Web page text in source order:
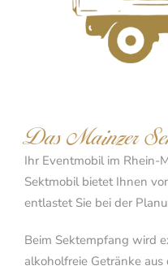
Das Mainzer
Ihr Eventmobil im Rhein-
Sektmobil bietet Ihnen
entlastet Sie bei der
Beim Sektempfang wird
alkoholfreie Getränke